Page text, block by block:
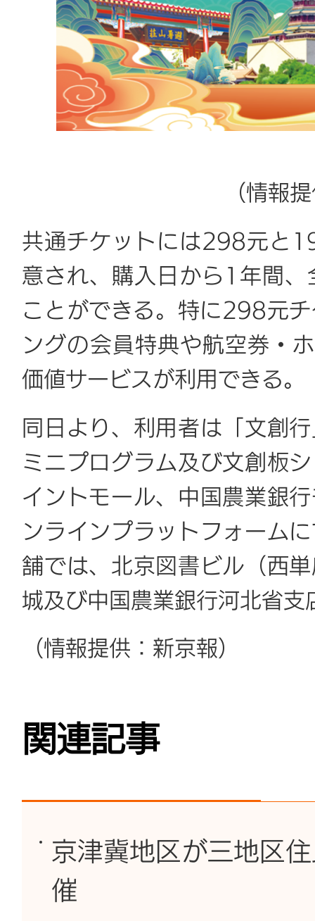
（情報
共通チケットには298元と
意され、購入日から1年間
ことができる。特に298元
ングの会員特典や航空券・
価値サービスが利用できる。
同日より、利用者は「文創
ミニプログラム及び文創板
イントモール、中国農業銀
ンラインプラットフォーム
舗では、北京図書ビル（西
城及び中国農業銀行河北省
（情報提供：新京報）
関連記事
京津冀地区が三地区
催